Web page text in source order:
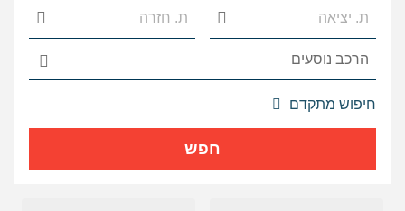
חפש
חיפוש מתקדם
אפשרויות
הנוספות